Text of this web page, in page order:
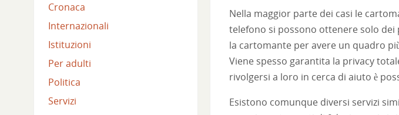
Nella maggior parte dei casi le
telefono si possono ottenere solo
la cartomante per avere un quadro
Viene spesso garantita la privacy
rivolgersi a loro in cerca di aiuto è
Esistono comunque diversi servizi
Cronaca
Internazionali
Istituzioni
Per adulti
Politica
Servizi